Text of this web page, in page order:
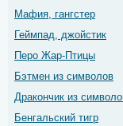
Мафия, гангстер
Геймпад, джойстик
Перо Жар-Птицы
Бэтмен из символов
Дракончик из
Бенгальский тигр